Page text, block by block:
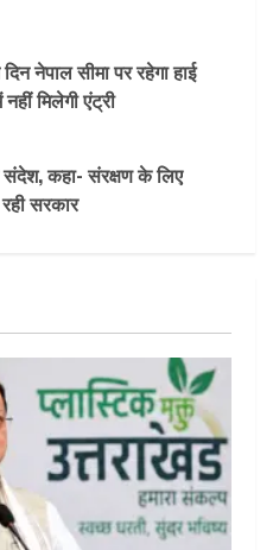
नेपाल सीमा पर रहेगा हाई
मिलेगी एंट्री
संदेश, कहा- संरक्षण के लिए
सरकार